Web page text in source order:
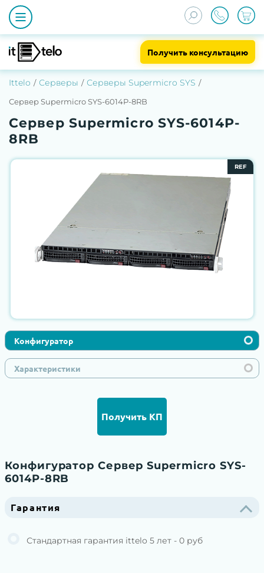
Получить консультацию
Ittelo Серверы Серверы Supermicro SYS
Сервер Supermicro SYS-6014P-8RB
Сервер Supermicro SYS-6014P-
8RB
REF
Конфигуратор
Характеристики
Получить КП
Конфигуратор Сервер Supermicro SYS-
6014P-8RB
Гарантия
Стандартная гарантия ittelo 5 лет - 0 руб